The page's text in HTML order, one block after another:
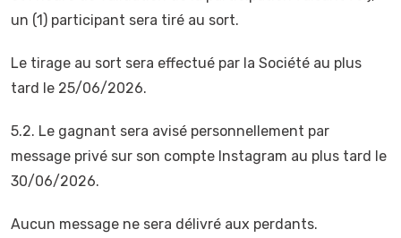
un (1) participant sera tiré au sort.
Le tirage au sort sera effectué par la Société au plus
tard le 25/06/2026.
5.2. Le gagnant sera avisé personnellement par
message privé sur son compte Instagram au plus tard le
30/06/2026.
Aucun message ne sera délivré aux perdants.